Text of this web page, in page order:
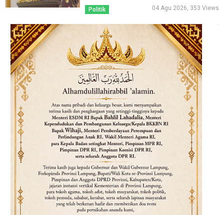
Politik 04 Agu 2026, 353 Views